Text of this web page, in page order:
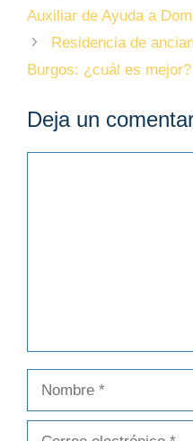
Auxiliar de Ayuda a
Residencia de
Burgos: ¿cuál es mejor?
Deja un